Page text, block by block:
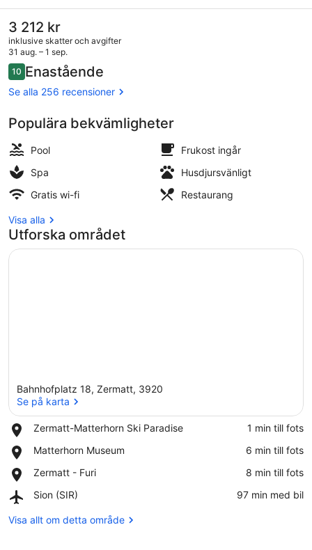
Adaptogenic
Spa
and
Sport
Det
nuvarande
priset
är
3 212 kr
3 212 kr
inklusive skatter och avgifter
31 aug. – 1 sep.
Recensioner
1010 av 10,
Enastående
Se alla 256 recensioner
Populära bekvämligheter
Pool
Frukost ingår
Spa
Husdjursvänligt
Gratis wi-fi
Restaurang
Visa alla
Utforska området
Bahnhofplatz 18, Zermatt, 3920
Se på karta
Zermatt-Matterhorn Ski Paradise
Place,
Matterhorn
Paradise
‪1 min till fots‬
Matterhorn Museum
Place,
Museum
‪6 min till fots‬
Zermatt - Furi
Place,
-
‪8 min till fots‬
Sion (SIR)
Airport,
(SIR)
‪97 min med bil‬
Visa allt om detta område